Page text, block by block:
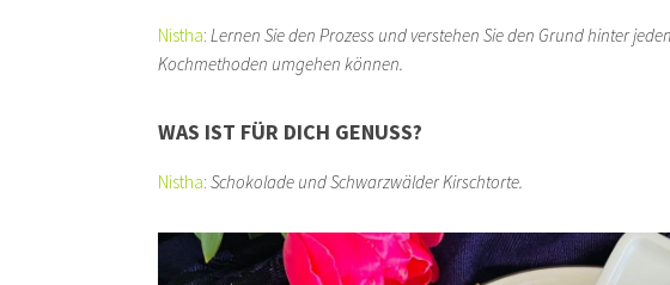
Nistha: Lernen Sie den Prozess und verstehen Sie den Grund hinter
Kochmethoden umgehen können.
WAS IST FÜR DICH GENUSS?
Nistha: Schokolade und Schwarzwälder Kirschtorte.